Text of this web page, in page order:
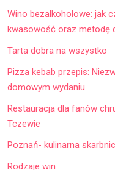
Wino bezalkoholowe: jak
kwasowość oraz metodę
Tarta dobra na wszystko
Pizza kebab przepis:
domowym wydaniu
Restauracja dla fanów
Tczewie
Poznań- kulinarna
Rodzaje win